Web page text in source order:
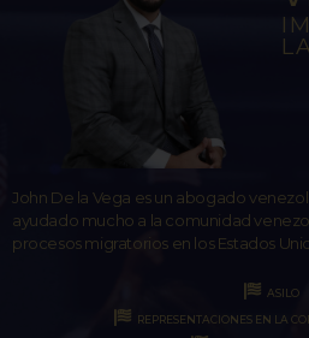
John De la Vega es un abogado
ayudado mucho a la comunidad
procesos migratorios en los Estados
ASILO
REPRESENTACIONES EN LA